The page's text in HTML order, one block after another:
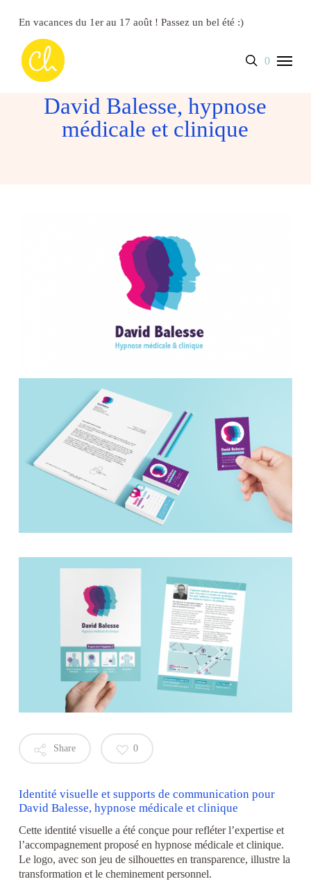
content
En vacances du 1er au 17 août ! Passez un bel été :)
search
account
0
Menu
Panier Close
Cart
David Balesse, hypnose
médicale et clinique
Share 0
Identité visuelle et supports de communication pour
David Balesse, hypnose médicale et clinique
Cette identité visuelle a été conçue pour refléter l’expertise et
l’accompagnement proposé en hypnose médicale et clinique.
Le logo, avec son jeu de silhouettes en transparence, illustre la
transformation et le cheminement personnel.